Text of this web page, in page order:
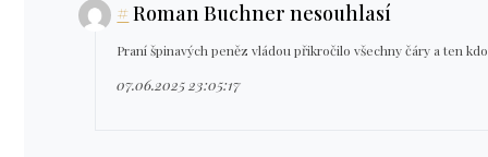
#Roman Buchner nesouhlasí
Praní špinavých peněz vládou přikročilo všechny čáry a ten
07.06.2025 23:05:17